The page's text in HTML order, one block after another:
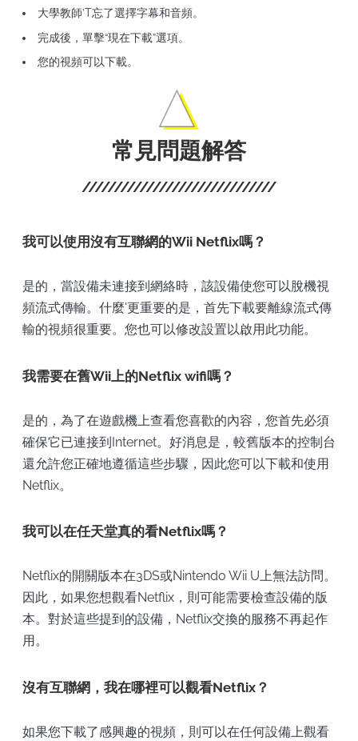
大學教師’T忘了選擇字幕和音頻。
完成後，單擊“現在下載”選項。
您的視頻可以下載。
常見問題解答
我可以使用沒有互聯網的Wii Netflix嗎？
是的，當設備未連接到網絡時，該設備使您可以脫機視
頻流式傳輸。什麼'更重要的是，首先下載要離線流式傳
輸的視頻很重要。您也可以修改設置以啟用此功能。
我需要在舊Wii上的Netflix wifi嗎？
是的，為了在遊戲機上查看您喜歡的內容，您首先必須
確保它已連接到Internet。好消息是，較舊版本的控制台
還允許您正確地遵循這些步驟，因此您可以下載和使用
Netflix。
我可以在任天堂真的看Netflix嗎？
Netflix的開關版本在3DS或Nintendo Wii U上無法訪問。
因此，如果您想觀看Netflix，則可能需要檢查設備的版
本。對於這些提到的設備，Netflix交換的服務不再起作
用。
沒有互聯網，我在哪裡可以觀看Netflix？
如果您下載了感興趣的視頻，則可以在任何設備上觀看